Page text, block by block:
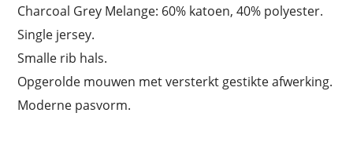
Charcoal Grey Melange: 60% katoen, 40% polyester.
Single jersey.
Smalle rib hals.
Opgerolde mouwen met versterkt gestikte afwerking.
Moderne pasvorm.